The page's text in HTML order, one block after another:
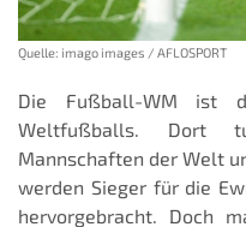
Quelle: imago images / AFLOSPORT
Die Fußball-WM ist
Weltfußballs. Dort
Mannschaften der Welt
werden Sieger für die
hervorgebracht. Doch